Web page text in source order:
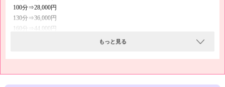
100分⇒28,000円
130分⇒36,000円
160分⇒44,000円
本指名⇒3,000円
もっと見る